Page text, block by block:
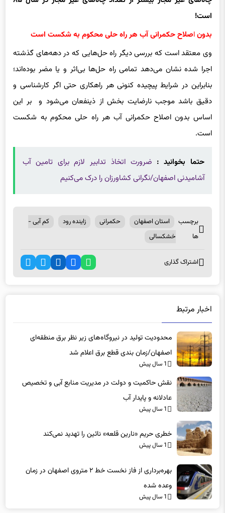
است!
بدون اصلاح حکمرانی آب هر راه حلی محکوم به شکست است
وی معتقد است که بررسی دیگر راه حل‌هایی که در دهه‌های گذشته
اجرا شده نشان می‌دهد تمامی راه حل‌ها بی‌اثر و یا مضر بوده‌اند؛
بنابراین در شرایط پیچیده کنونی هر راهکاری حتی اگر کارشناسی و
دقیق باشد موجب نارضایت بخش از ذینفعان می‌شود و بر این
اساس بدون اصلاح حکمرانی آب هر راه حلی محکوم به شکست
حتما بخوانید :ضرورت اتخاذ تدابیر لازم برای تامین آب
برچسب
استان اصفهان
اخبار مرتبط
محدودیت تولید در نیروگاه‌های زیر نظر برق منطقه‌ای
اصفهان/زمان بندی قطع برق اعلام شد
1 سال پیش
نقش حاکمیت و دولت در مدیریت منابع آبی و تخصیص
عادلانه و پایدار آب
خطری حریم «نارین قلعه‌» نائین را تهدید نمی‌کند
وعده شده